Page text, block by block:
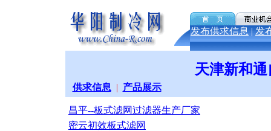
发布供求信息 | 发
天津新和
供求信息 | 产品展示
昌平--板式滤网过滤器生产厂家
密云初效板式滤网